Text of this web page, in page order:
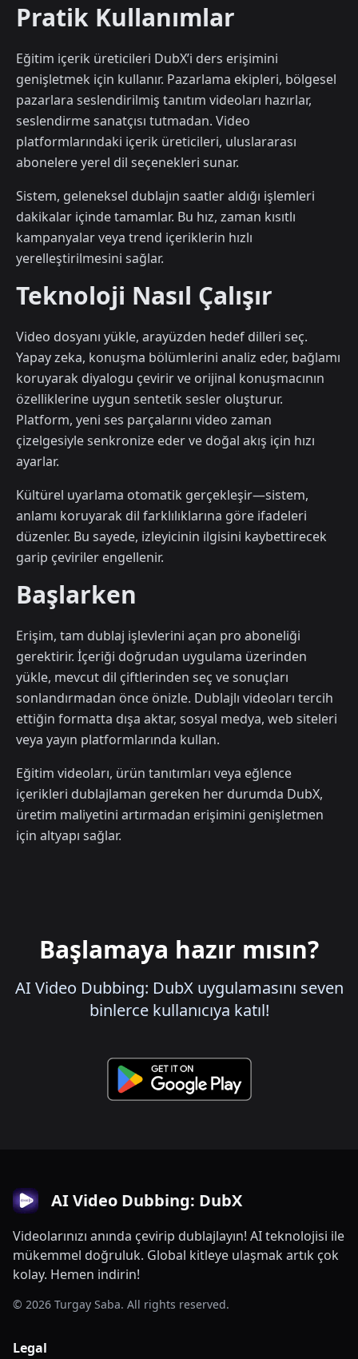
Pratik Kullanımlar
Eğitim içerik üreticileri DubX’i ders erişimini
genişletmek için kullanır. Pazarlama ekipleri, bölgesel
pazarlara seslendirilmiş tanıtım videoları hazırlar,
seslendirme sanatçısı tutmadan. Video
platformlarındaki içerik üreticileri, uluslararası
abonelere yerel dil seçenekleri sunar.
Sistem, geleneksel dublajın saatler aldığı işlemleri
dakikalar içinde tamamlar. Bu hız, zaman kısıtlı
kampanyalar veya trend içeriklerin hızlı
yerelleştirilmesini sağlar.
Teknoloji Nasıl Çalışır
Video dosyanı yükle, arayüzden hedef dilleri seç.
Yapay zeka, konuşma bölümlerini analiz eder, bağlamı
koruyarak diyalogu çevirir ve orijinal konuşmacının
özelliklerine uygun sentetik sesler oluşturur.
Platform, yeni ses parçalarını video zaman
çizelgesiyle senkronize eder ve doğal akış için hızı
ayarlar.
Kültürel uyarlama otomatik gerçekleşir—sistem,
anlamı koruyarak dil farklılıklarına göre ifadeleri
düzenler. Bu sayede, izleyicinin ilgisini kaybettirecek
garip çeviriler engellenir.
Başlarken
Erişim, tam dublaj işlevlerini açan pro aboneliği
gerektirir. İçeriği doğrudan uygulama üzerinden
yükle, mevcut dil çiftlerinden seç ve sonuçları
sonlandırmadan önce önizle. Dublajlı videoları tercih
ettiğin formatta dışa aktar, sosyal medya, web siteleri
veya yayın platformlarında kullan.
Eğitim videoları, ürün tanıtımları veya eğlence
içerikleri dublajlaman gereken her durumda DubX,
üretim maliyetini artırmadan erişimini genişletmen
için altyapı sağlar.
Başlamaya hazır mısın?
AI Video Dubbing: DubX uygulamasını seven
binlerce kullanıcıya katıl!
AI Video Dubbing: DubX
Videolarınızı anında çevirip dublajlayın! AI teknolojisi ile
mükemmel doğruluk. Global kitleye ulaşmak artık çok
kolay. Hemen indirin!
© 2026 Turgay Saba. All rights reserved.
Legal